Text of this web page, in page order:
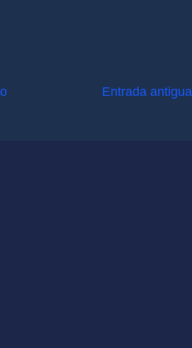
Entrada antigua